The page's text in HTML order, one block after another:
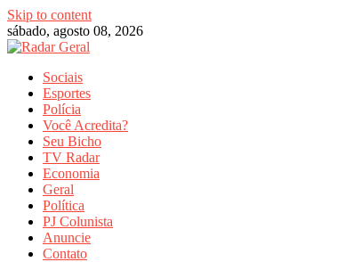
Skip to content
sábado, agosto 08, 2026
Sociais
Esportes
Polícia
Você Acredita?
Seu Bicho
TV Radar
Economia
Geral
Política
PJ Colunista
Anuncie
Contato